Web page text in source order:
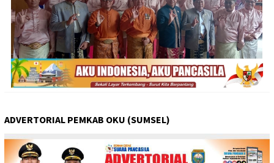
ADVERTORIAL PEMKAB OKU (SUMSEL)